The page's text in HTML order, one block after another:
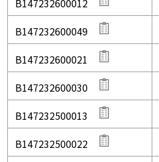
B147232600012
B147232600049
B147232600021
B147232600030
B147232500013
B147232500022